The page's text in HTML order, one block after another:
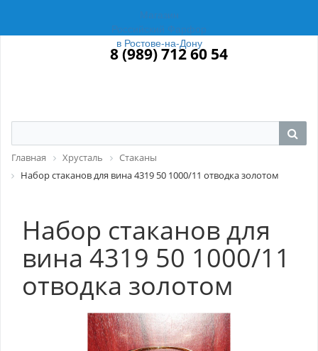
Магазин
Российский Фарфор
в Ростове-на-Дону
8 (989) 712 60 54
Главная Хрусталь
Стаканы
Набор стаканов для вина 4319 50 1000/11 отводка золотом
Набор стаканов для
вина 4319 50 1000/11
отводка золотом